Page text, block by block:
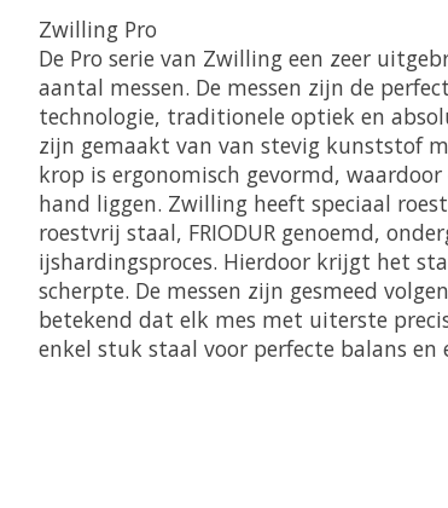
Zwilling Pro
De Pro serie van Zwilling een zeer
aantal messen. De messen zijn de
technologie, traditionele optiek en
zijn gemaakt van van stevig kunststof
krop is ergonomisch gevormd,
hand liggen. Zwilling heeft speciaal
roestvrij staal, FRIODUR genoemd,
ijshardingsproces. Hierdoor krijgt het
scherpte. De messen zijn gesmeed
betekend dat elk mes met uiterste
enkel stuk staal voor perfecte balans en